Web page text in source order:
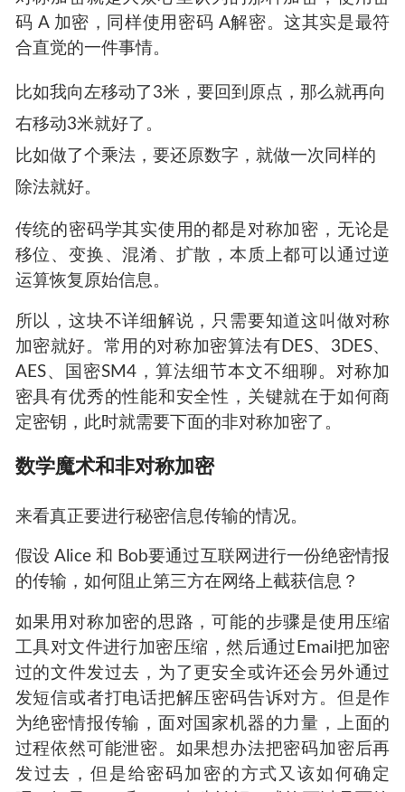
果是
「81DC9BDB52D04DC20036DBD8313ED055」
传输，更多的是用来进行数据的完整性验证。
历久弥新的对称加密
对称加密就是大众心里认为的那种加密，使用密
码 A 加密，同样使用密码 A解密。这其实是最符
合直觉的一件事情。
比如我向左移动了3米，要回到原点，那么就再向
右移动3米就好了。
比如做了个乘法，要还原数字，就做一次同样的
除法就好。
传统的密码学其实使用的都是对称加密，无论是
移位、变换、混淆、扩散，本质上都可以通过逆
运算恢复原始信息。
所以，这块不详细解说，只需要知道这叫做对称
加密就好。常用的对称加密算法有DES、3DES、
AES、国密SM4，算法细节本文不细聊。对称加
定密钥，此时就需要下面的非对称加密了。
数学魔术和非对称加密
来看真正要进行秘密信息传输的情况。
假设 Alice 和 Bob要通过互联网进行一份绝密情报
的传输，如何阻止第三方在网络上截获信息？